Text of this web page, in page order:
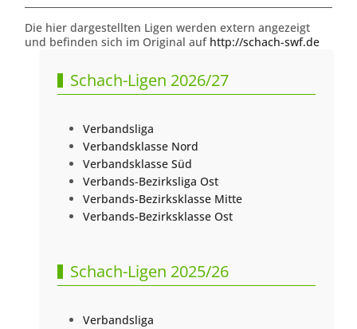
Die hier dargestellten Ligen werden extern angezeigt
und befinden sich im Original auf http://schach-swf.de
Schach-Ligen 2026/27
Verbandsliga
Verbandsklasse Nord
Verbandsklasse Süd
Verbands-Bezirksliga Ost
Verbands-Bezirksklasse Mitte
Verbands-Bezirksklasse Ost
Schach-Ligen 2025/26
Verbandsliga